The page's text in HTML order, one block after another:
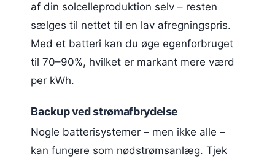
af din solcelleproduktion selv – resten
sælges til nettet til en lav afregningspris.
Med et batteri kan du øge egenforbruget
til 70–90%, hvilket er markant mere værd
per kWh.
Backup ved strømafbrydelse
Nogle batterisystemer – men ikke alle –
kan fungere som nødstrømsanlæg. Tjek